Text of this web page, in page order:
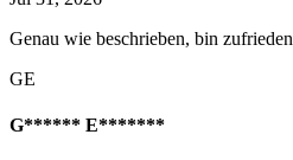
Genau wie beschrieben, bin zufrieden
GE
G****** E*******